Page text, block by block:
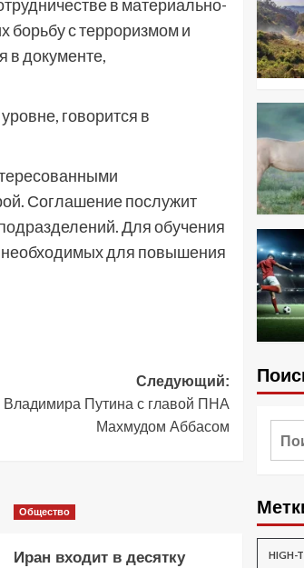
в материально-
борьбу с терроризмом и
в документе,
говорится в
Соглашение послужит
Для обучения
необходимых для повышения
Следующий:
Владимира Путина с главой ПНА
Махмудом Аббасом
Общество
Иран входит в десятку
HIGH-